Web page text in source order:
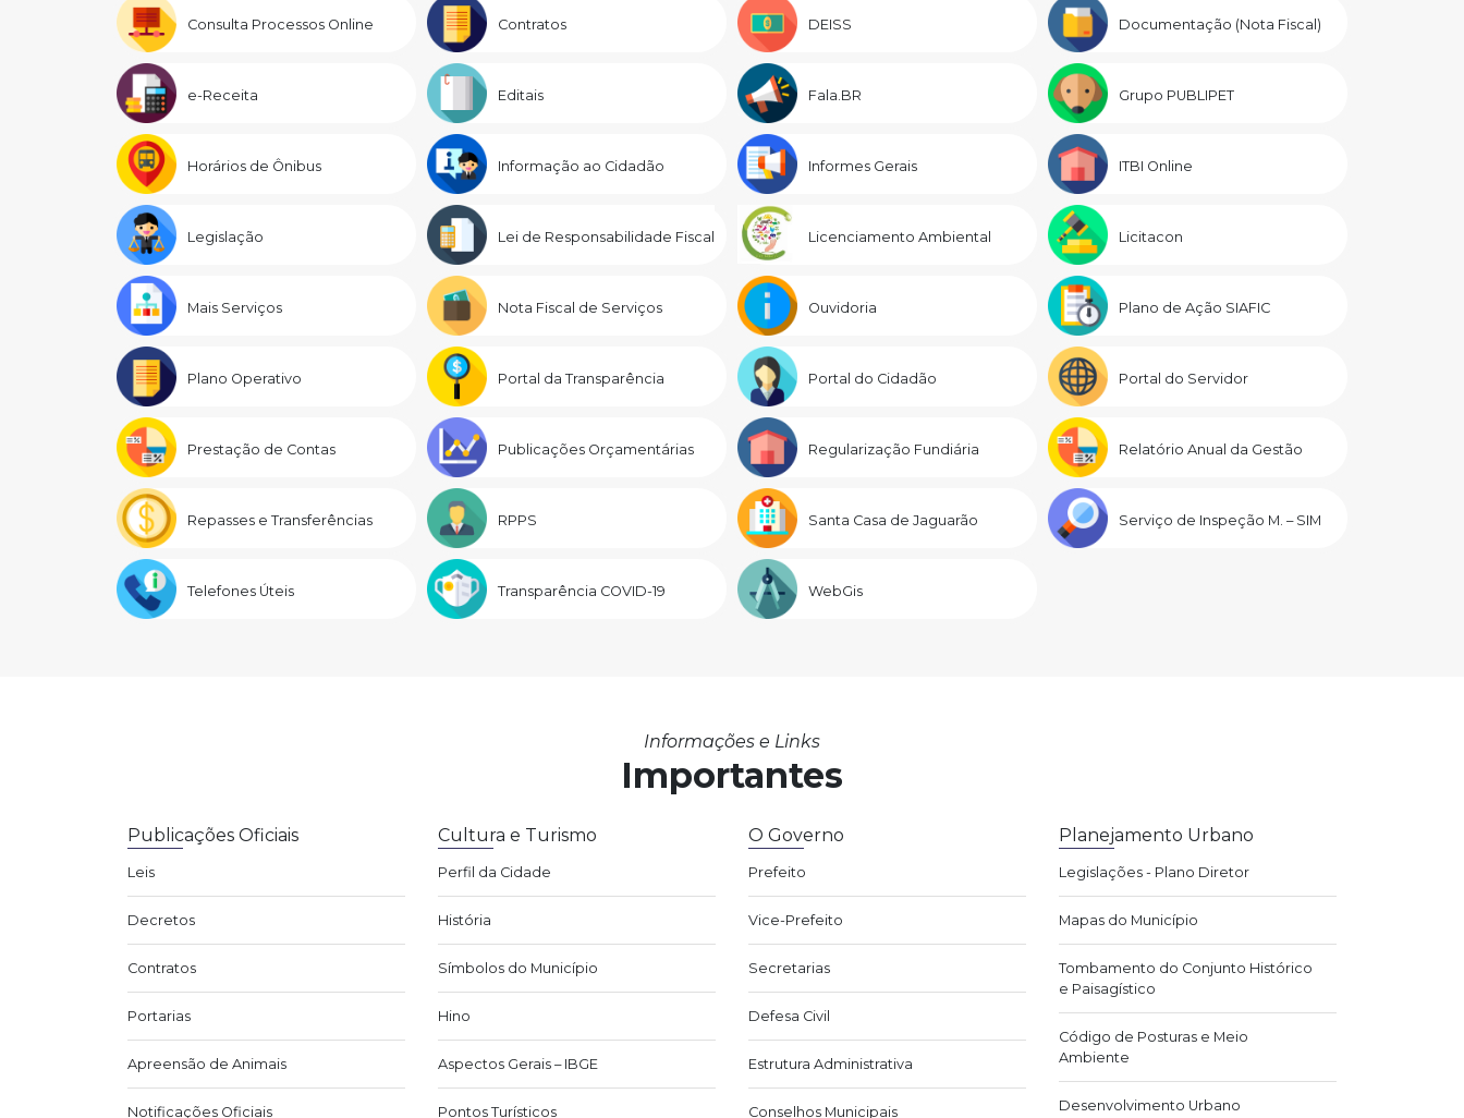
Consulta Processos Online Contratos DEISS Documentação (Nota Fiscal)
e-Receita Editais Fala.BR Grupo PUBLIPET
Horários de Ônibus Informação ao Cidadão Informes Gerais ITBI Online
Legislação Lei de Responsabilidade Fiscal Licenciamento Ambiental Licitacon
Mais Serviços Nota Fiscal de Serviços Ouvidoria Plano de Ação SIAFIC
Plano Operativo Portal da Transparência Portal do Cidadão Portal do Servidor
Prestação de Contas Publicações Orçamentárias Regularização Fundiária Relatório Anual da Gestão
Repasses e Transferências RPPS Santa Casa de Jaguarão Serviço de Inspeção M. – SIM
Telefones Úteis Transparência COVID-19 WebGis
Informações e Links
Importantes
Publicações Oficiais
Leis
Decretos
Contratos
Portarias
Apreensão de Animais
Notificações Oficiais
Cultura e Turismo
Perfil da Cidade
História
Símbolos do Município
Hino
Aspectos Gerais – IBGE
Pontos Turísticos
O Governo
Prefeito
Vice-Prefeito
Secretarias
Defesa Civil
Estrutura Administrativa
Conselhos Municipais
Planejamento Urbano
Legislações - Plano Diretor
Mapas do Município
Tombamento do Conjunto Histórico
e Paisagístico
Código de Posturas e Meio
Ambiente
Desenvolvimento Urbano